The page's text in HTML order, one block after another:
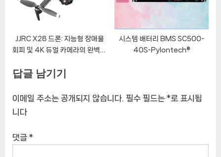
JJRC X28 드론: 지능형 장애물
회피 및 4K 듀얼 카메라의 완벽한
시스템 배터리 BMS SC500-
40S-Pylontech®
답글 남기기
이메일 주소는 공개되지 않습니다. 필수 필드는 *로 표시됩
니다
댓글 *